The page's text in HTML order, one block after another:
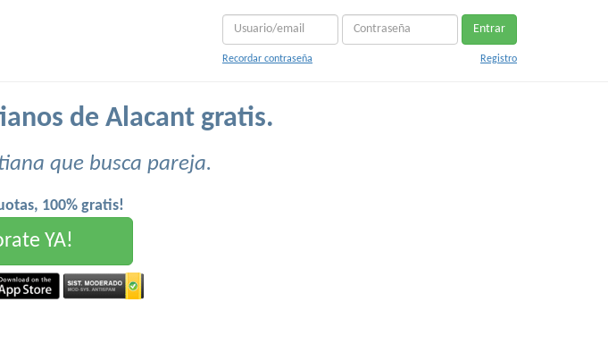
Entrar
Recordar contraseña Registro
de Alacant gratis.
que busca pareja.
100% gratis!
YA!